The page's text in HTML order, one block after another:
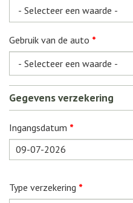
Gebruik van de auto *
Gegevens verzekering
Ingangsdatum *
Datum
Type verzekering *